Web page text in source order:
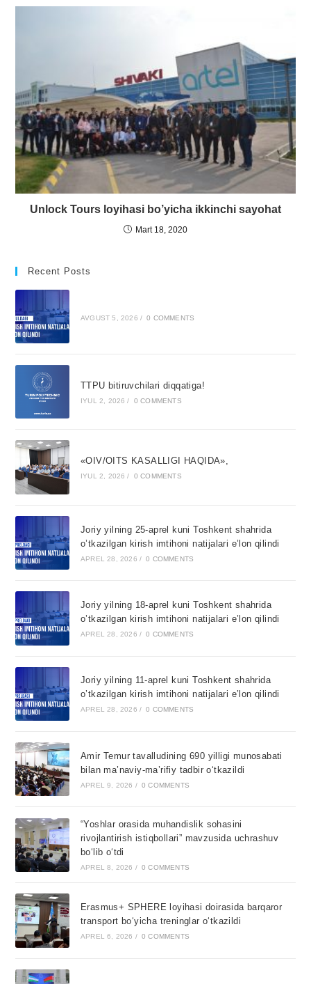
Unlock Tours loyihasi bo’yicha ikkinchi sayohat
Mart 18, 2020
Recent Posts
AVGUST 5, 2026 / 0 COMMENTS
TTPU bitiruvchilari diqqatiga!
IYUL 2, 2026 / 0 COMMENTS
«OIV/OITS KASALLIGI HAQIDA»,
IYUL 2, 2026 / 0 COMMENTS
Joriy yilning 25-aprel kuni Toshkent shahrida
o’tkazilgan kirish imtihoni natijalari e’lon qilindi
APREL 28, 2026 / 0 COMMENTS
Joriy yilning 18-aprel kuni Toshkent shahrida
o’tkazilgan kirish imtihoni natijalari e’lon qilindi
APREL 28, 2026 / 0 COMMENTS
Joriy yilning 11-aprel kuni Toshkent shahrida
o’tkazilgan kirish imtihoni natijalari e’lon qilindi
APREL 28, 2026 / 0 COMMENTS
Amir Temur tavalludining 690 yilligi munosabati
bilan ma’naviy-ma’rifiy tadbir o‘tkazildi
APREL 9, 2026 / 0 COMMENTS
“Yoshlar orasida muhandislik sohasini
rivojlantirish istiqbollari” mavzusida uchrashuv
bo‘lib o‘tdi
APREL 8, 2026 / 0 COMMENTS
Erasmus+ SPHERE loyihasi doirasida barqaror
transport bo‘yicha treninglar o‘tkazildi
APREL 6, 2026 / 0 COMMENTS